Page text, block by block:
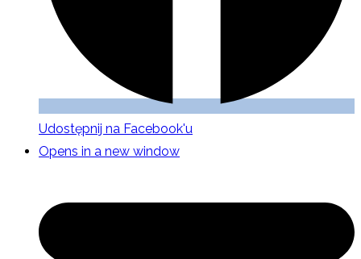
Udostępnij na Facebook'u
Opens in a new window